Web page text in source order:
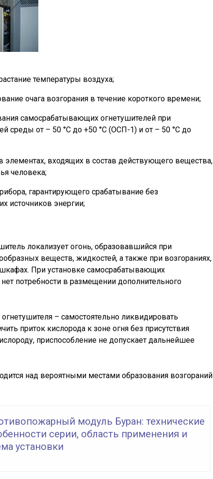
температуры воздуха;
очага возгорания в течение короткого времени;
самосрабатывающих огнетушителей при
среды от – 50 °C до +50 °C (ОСП-1) и от – 50 °C до
в элементах, входящих в состав действующего вещества,
человека;
гарантирующего срабатывание без
источников энергии;
локализует огонь, образовавшийся при
веществ, жидкостей, а также при возгораниях,
При установке самосрабатывающих
потребности в размещении дополнительного
– самостоятельно ликвидировать
приток кислорода к зоне огня без присутствия
приспособление не допускает дальнейшее
над вероятными местами образования возгораний
модуль Буран: технические
серии, область применения и
установки